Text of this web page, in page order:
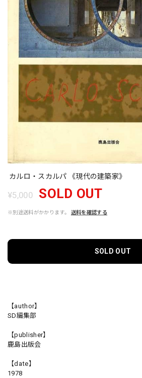
カルロ・スカルパ 《現代の建築家》
¥5,000 SOLD OUT
※別途送料がかかります。 送料を確認する
SOLD OUT
【author】
SD編集部
【publisher】
鹿島出版会
【date】
1978